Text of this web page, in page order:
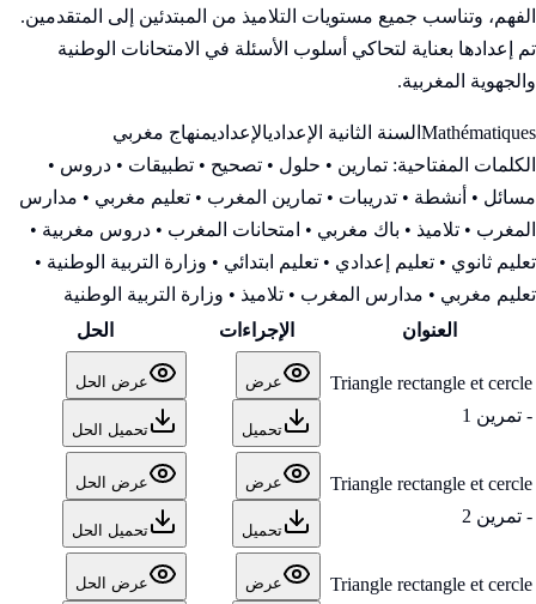
الفهم، وتناسب جميع مستويات التلاميذ من المبتدئين إلى المتقدمين.
تم إعدادها بعناية لتحاكي أسلوب الأسئلة في الامتحانات الوطنية
والجهوية المغربية.
Mathématiques السنة الثانية الإعداديالإعداديمنهاج مغربي
الكلمات المفتاحية: تمارين • حلول • تصحيح • تطبيقات • دروس •
مسائل • أنشطة • تدريبات • تمارين المغرب • تعليم مغربي • مدارس
المغرب • تلاميذ • باك مغربي • امتحانات المغرب • دروس مغربية •
تعليم ثانوي • تعليم إعدادي • تعليم ابتدائي • وزارة التربية الوطنية •
تعليم مغربي • مدارس المغرب • تلاميذ • وزارة التربية الوطنية
العنوان
الإجراءات الحل
Triangle rectangle et cercle
- تمرين 1
عرض
تحميل
عرض الحل
تحميل الحل
Triangle rectangle et cercle
- تمرين 2
عرض
تحميل
عرض الحل
تحميل الحل
Triangle rectangle et cercle
عرض عرض الحل